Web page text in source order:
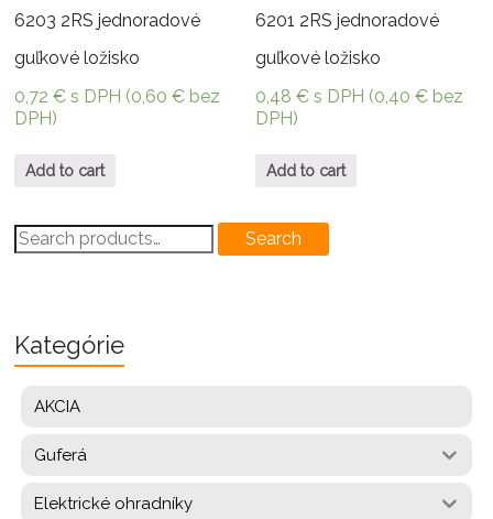
6203 2RS jednoradové
guľkové ložisko
0,72€ s DPH (0,60€ bez
DPH)
Add to cart
6201 2RS jednoradové
guľkové ložisko
0,48€ s DPH (0,40€ bez
DPH)
Add to cart
Search
for:
Search
Kategórie
AKCIA
Guferá
Elektrické ohradníky